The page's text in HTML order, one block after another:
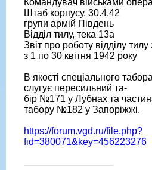
Командувач військами
Штаб корпусу, 30.4.42
групи армій Південь
Відділ тилу, тека 13а
Звіт про роботу відділу тилу
з 1 по 30 квітня 1942 року
В якості спеціального
слугує пересильний та-
бір №171 у Лубнах та
табору №182 у Запоріжжі.
https://forum.vgd.ru/file.php?
fid=380071&key=456223276